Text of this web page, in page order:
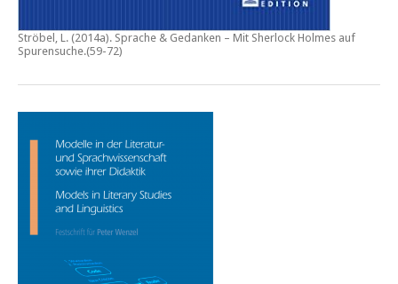
Ströbel, L. (2014a). Sprache & Gedanken – Mit Sherlock Holmes auf
Spurensuche.(59-72)